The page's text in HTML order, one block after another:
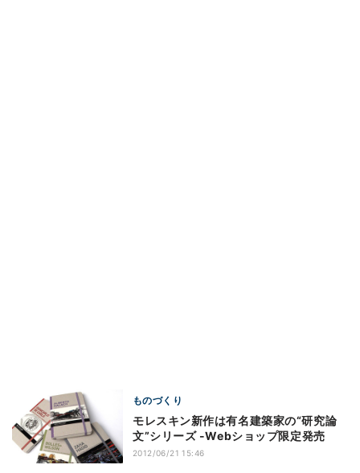
ものづくり
モレスキン新作は有名建築家の“研究論
文”シリーズ -Webショップ限定発売
2012/06/21 15:46